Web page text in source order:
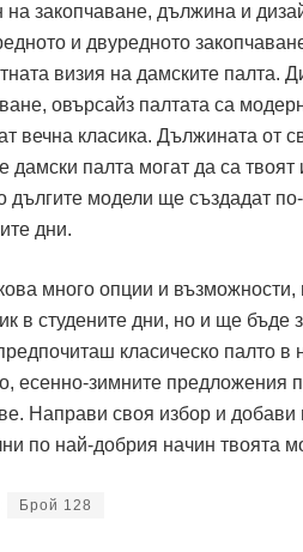
на закопчаване, дължина и
и двуредното
визия на дамските палта.
овърсайз палтата са
вечна класика. Дължината от
дамски палта могат да са
дългите модели ще създадат
дни.
много опции и
в студените дни, но и ще бъде
класическо палто
есенно-зимните предложения
Направи своя избор и добави
по най-добрия начин твоята
Брой 128